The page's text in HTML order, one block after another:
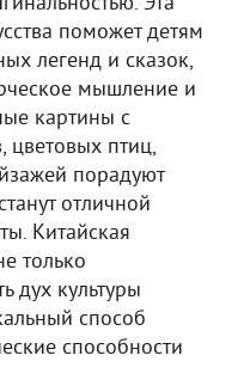
поможет детям
легенд и сказок,
мышление и
картины с
птиц,
порадуют
отличной
Китайская
только
дух культуры
способ
способности